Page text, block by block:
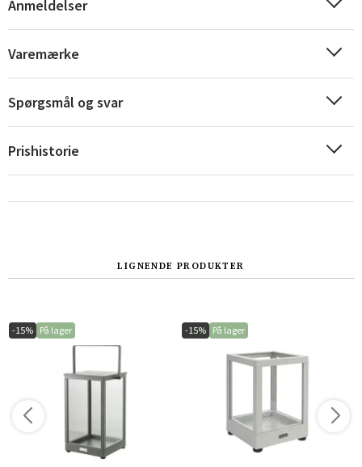
Sverige
Danmark
Anmeldelser
Varemærke
Spørgsmål og svar
Prishistorie
LIGNENDE PRODUKTER
-15% På lager -15% På lager